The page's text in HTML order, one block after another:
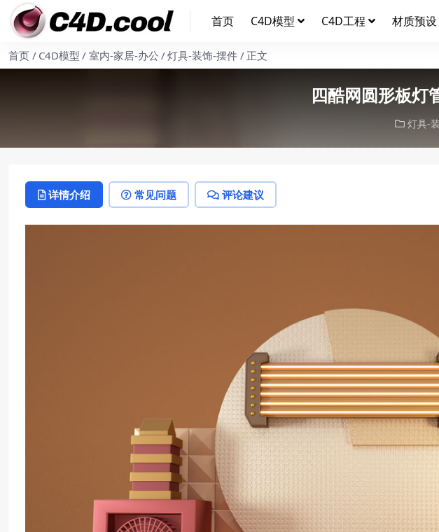
首页 C4D模型 C4D工程 材质预设
首页 C4D模型 室内-家居-办公 灯具-装饰-摆件 正文
四酷网圆形板灯
灯具-
详情介绍 常见问题 评论建议